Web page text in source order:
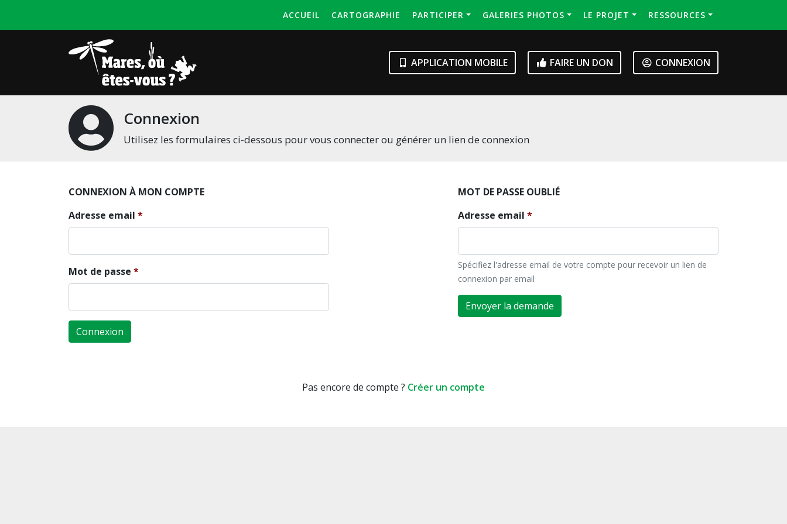
ACCUEIL CARTOGRAPHIE PARTICIPER GALERIES PHOTOS LE PROJET RESSOURCES
APPLICATION MOBILE FAIRE UN DON CONNEXION
Connexion
Utilisez les formulaires ci-dessous pour vous connecter ou générer un lien de connexion
CONNEXION À MON COMPTE
Adresse email
Mot de passe
Connexion
MOT DE PASSE OUBLIÉ
Adresse email
Spécifiez l'adresse email de votre compte pour recevoir un lien de
connexion par email
Envoyer la demande
Pas encore de compte ? Créer un compte